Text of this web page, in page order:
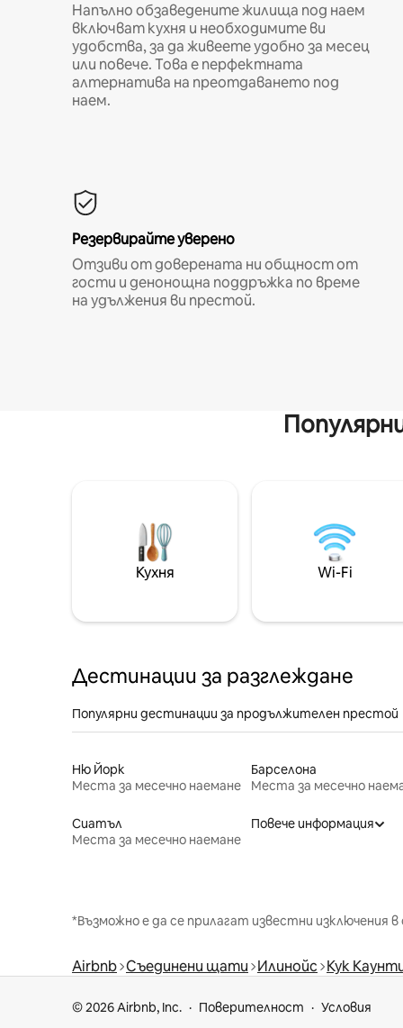
Напълно обзаведените жилища под наем
включват кухня и необходимите ви
удобства, за да живеете удобно за месец
или повече. Това е перфектната
алтернатива на преотдаването под
наем.
Резервирайте уверено
Отзиви от доверената ни общност от
гости и денонощна поддръжка по време
на удължения ви престой.
Кухня Wi-Fi
Дестинации за разглеждане
Популярни дестинации за продължителен престой
Ню Йорк
Места за месечно наемане
Барселона
Места за месечно
Сиатъл
Места за месечно наемане
Повече информация
*Възможно е да се прилагат известни изключения
Airbnb Съединени щати Илинойс Кук
© 2026 Airbnb, Inc. Поверителност Условия